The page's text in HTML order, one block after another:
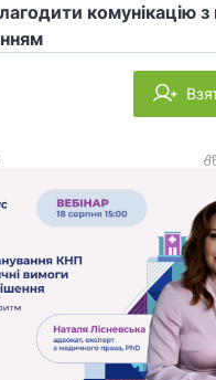
комунікацію